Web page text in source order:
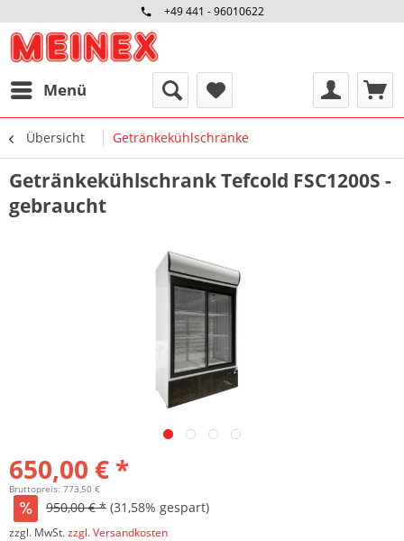
+49 441 - 96010622
Menü
Übersicht Getränkekühlschränke
Getränkekühlschrank Tefcold FSC1200S -
gebraucht
650,00 € *
Bruttopreis: 773,50 €
950,00 € * (31,58% gespart)
zzgl. MwSt.zzgl. Versandkosten